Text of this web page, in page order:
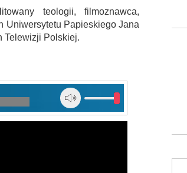
teologii, filmoznawca,
Uniwersytetu Papieskiego Jana
Telewizji Polskiej.